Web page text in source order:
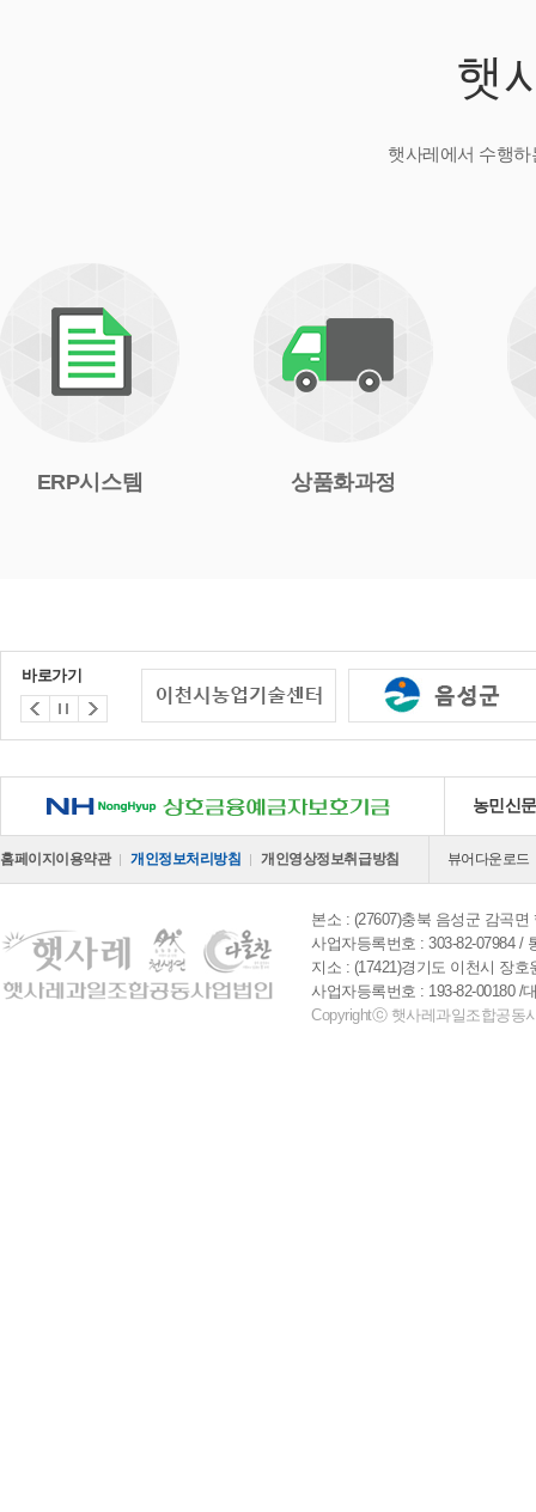
햇
햇사레에서 수행
ERP시스템 상품화과정
바로가기
NH 상호금융예금자보호기금 농민신
홈페이지이용약관 개인정보처리방침 개인영상정보취급방침 뷰어다운로드
본소 : (27607)충북 음성군 감곡
사업자등록번호 : 303-82-07984 /
지소 : (17421)경기도 이천시 장
사업자등록번호 : 193-82-00180 /
Copyrightⓒ 햇사레과일조합공동